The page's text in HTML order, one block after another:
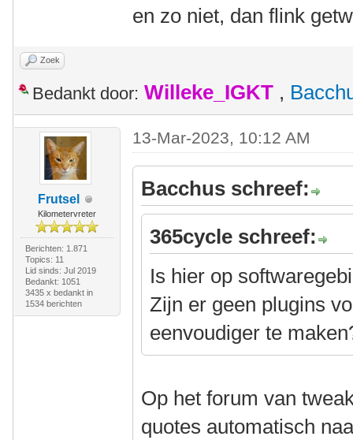
en zo niet, dan flink
Zoek
Bedankt door: Willeke_IGKT ,
Frutsel
Kilometervreter
Berichten: 1.871
Topics: 11
Lid sinds: Jul 2019
Bedankt: 1051
3435 x bedankt in
1534 berichten
13-Mar-2023, 10:12 AM
Bacchus schreef:
365cycle schreef:
Is hier op
Zijn er geen plugins
eenvoudiger te
Op het forum van
quotes automatisch